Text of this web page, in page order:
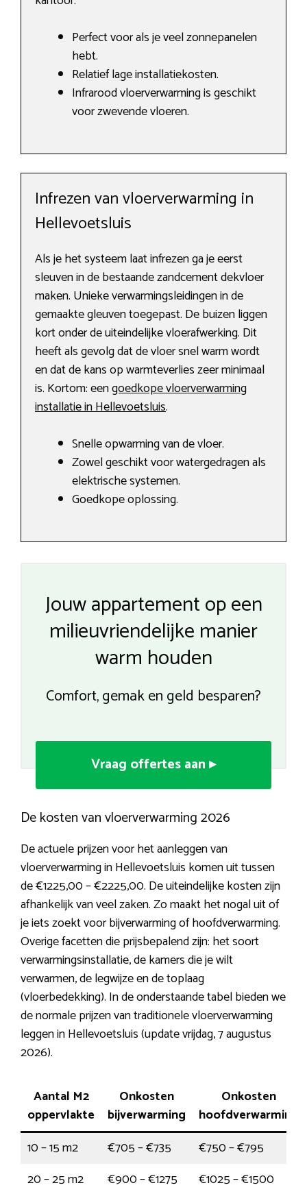
Perfect voor als je veel zonnepanelen
hebt.
Relatief lage installatiekosten.
Infrarood vloerverwarming is geschikt
voor zwevende vloeren.
Infrezen van vloerverwarming in
Hellevoetsluis
Als je het systeem laat infrezen ga je eerst
sleuven in de bestaande zandcement dekvloer
maken. Unieke verwarmingsleidingen in de
gemaakte gleuven toegepast. De buizen liggen
kort onder de uiteindelijke vloerafwerking. Dit
heeft als gevolg dat de vloer snel warm wordt
en dat de kans op warmteverlies zeer minimaal
is. Kortom: eengoedkope vloerverwarming
installatie in Hellevoetsluis.
Snelle opwarming van de vloer.
Zowel geschikt voor watergedragen als
elektrische systemen.
Goedkope oplossing.
Jouw appartement op een
milieuvriendelijke manier
warm houden
Comfort, gemak en geld besparen?
Vraag offertes aan ▸
De kosten van vloerverwarming 2026
De actuele prijzen voor het aanleggen van
vloerverwarming in Hellevoetsluis komen uit tussen
de €1225,00 – €2225,00. De uiteindelijke kosten zijn
afhankelijk van veel zaken. Zo maakt het nogal uit of
je iets zoekt voor bijverwarming of hoofdverwarming.
Overige facetten die prijsbepalend zijn: het soort
verwarmingsinstallatie, de kamers die je wilt
verwarmen, de legwijze en de toplaag
(vloerbedekking). In de onderstaande tabel bieden we
de normale prijzen van traditionele vloerverwarming
leggen in Hellevoetsluis (update vrijdag, 7 augustus
2026).
Aantal M2
oppervlakte
Onkosten
bijverwarming
Onkosten
hoofdverwarming
10 – 15 m2
€705 – €735
€750 – €795
20 – 25 m2
€900 – €1275
€1025 – €1500